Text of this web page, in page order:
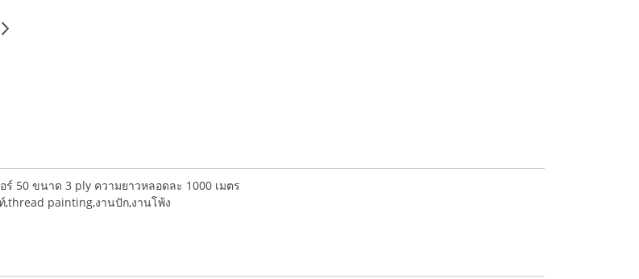
ร์ 50 ขนาด 3 ply ความยาวหลอดละ 1000 เมตร
,thread painting,งานปัก,งานโพ้ง